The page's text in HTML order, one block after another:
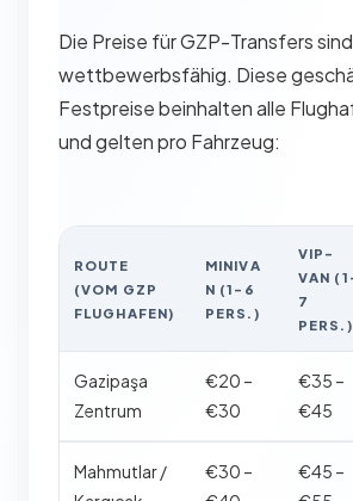
Die Preise für GZP-Transfers
wettbewerbsfähig. Diese
Festpreise beinhalten alle
und gelten pro Fahrzeug:
ROUTE
(VOM GZP
FLUGHAFEN)
MINIVA
N (1-6
PERS.)
VIP-
VAN
7
PERS.)
Gazipaşa
Zentrum
€20 –
€30
€35 –
€45
Mahmutlar /
€30 –
€45 –